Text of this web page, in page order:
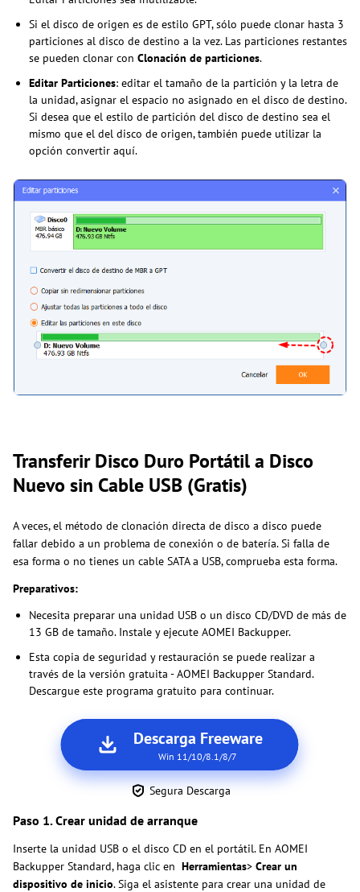
Si el disco de origen es de estilo GPT, sólo puede clonar hasta 3
particiones al disco de destino a la vez. Las particiones restantes
se pueden clonar con Clonación de particiones.
Editar Particiones: editar el tamaño de la partición y la letra de
la unidad, asignar el espacio no asignado en el disco de destino.
Si desea que el estilo de partición del disco de destino sea el
mismo que el del disco de origen, también puede utilizar la
opción convertir aquí.
Transferir Disco Duro Portátil a Disco
Nuevo sin Cable USB (Gratis)
A veces, el método de clonación directa de disco a disco puede
fallar debido a un problema de conexión o de batería. Si falla de
esa forma o no tienes un cable SATA a USB, comprueba esta forma.
Preparativos:
Necesita preparar una unidad USB o un disco CD/DVD de más de
13 GB de tamaño. Instale y ejecute AOMEI Backupper.
Esta copia de seguridad y restauración se puede realizar a
través de la versión gratuita - AOMEI Backupper Standard.
Descargue este programa gratuito para continuar.
Descarga Freeware
Win 11/10/8.1/8/7
Segura Descarga
Paso 1. Crear unidad de arranque
Inserte la unidad USB o el disco CD en el portátil. En AOMEI
Backupper Standard, haga clic en Herramientas> Crear un
dispositivo de inicio. Siga el asistente para crear una unidad de